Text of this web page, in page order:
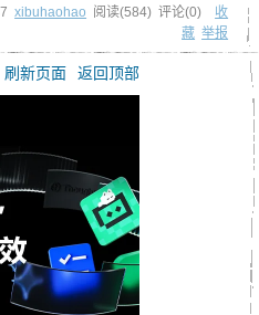
xibuhaohao 阅读(584) 评论(0) 收
藏 举报
刷新页面 返回顶部